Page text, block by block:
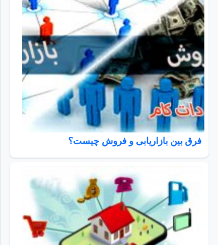
فرق بین بازاریابی و فروش چیست؟